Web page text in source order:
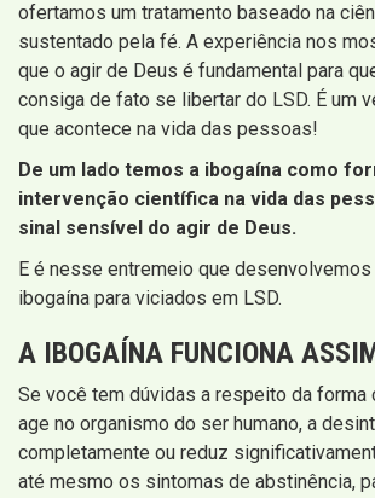
ofertamos um tratamento baseado na
sustentado pela fé. A experiência nos
que o agir de Deus é fundamental para
consiga de fato se libertar do LSD. É um
que acontece na vida das pessoas!
De um lado temos a ibogaína como
intervenção científica na vida das
sinal sensível do agir de Deus.
E é nesse entremeio que
ibogaína para viciados em LSD.
A IBOGAÍNA FUNCIONA
Se você tem dúvidas a respeito da forma
age no organismo do ser humano, a
completamente ou reduz
até mesmo os sintomas de abstinência,